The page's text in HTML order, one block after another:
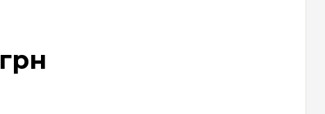
грн